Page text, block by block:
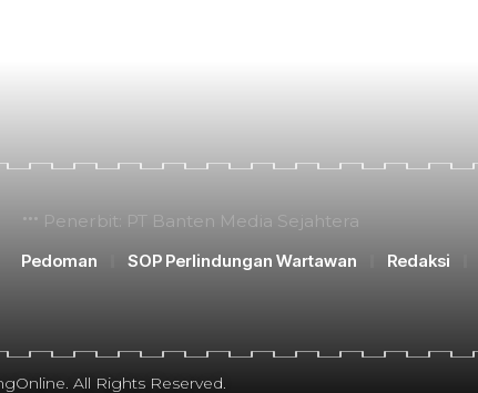
Penerbit: PT Banten Media Sejahtera
Pedoman
SOP Perlindungan Wartawan Redaksi
All Rights Reserved.